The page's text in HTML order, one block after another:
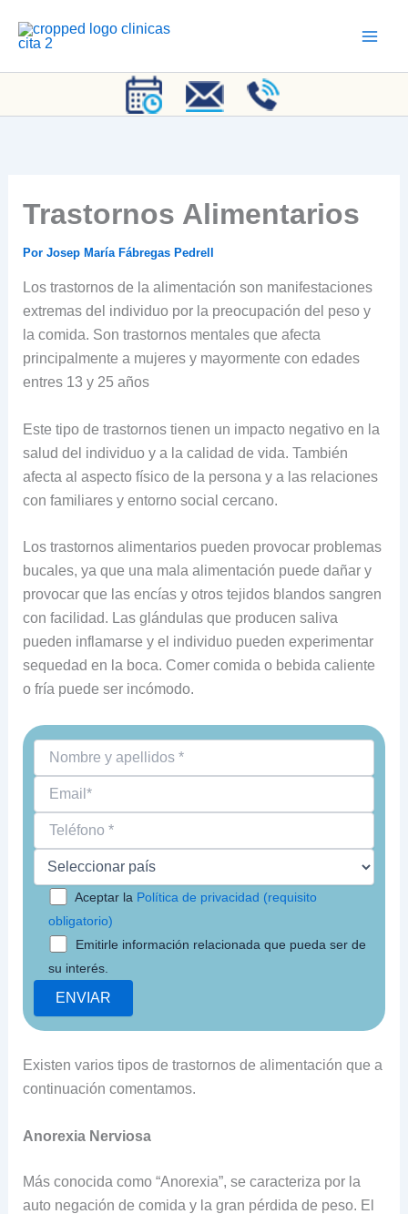
Trastornos Alimentarios
Por Josep María Fábregas Pedrell
Los trastornos de la alimentación son manifestaciones
extremas del individuo por la preocupación del peso y
la comida. Son trastornos mentales que afecta
principalmente a mujeres y mayormente con edades
entres 13 y 25 años
Este tipo de trastornos tienen un impacto negativo en la
salud del individuo y a la calidad de vida. También
afecta al aspecto físico de la persona y a las relaciones
con familiares y entorno social cercano.
Los trastornos alimentarios pueden provocar problemas
bucales, ya que una mala alimentación puede dañar y
provocar que las encías y otros tejidos blandos sangren
con facilidad. Las glándulas que producen saliva
pueden inflamarse y el individuo pueden experimentar
sequedad en la boca. Comer comida o bebida caliente
o fría puede ser incómodo.
Aceptar la Política de privacidad (requisito
obligatorio)
Emitirle información relacionada que pueda ser de
su interés.
Existen varios tipos de trastornos de alimentación que a
continuación comentamos.
Anorexia Nerviosa
Más conocida como “Anorexia”, se caracteriza por la
auto negación de comida y la gran pérdida de peso. El